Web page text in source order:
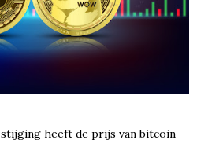
heeft de prijs van bitcoin